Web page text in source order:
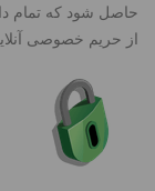
حاصل شود که تمام
از حریم خصوصی